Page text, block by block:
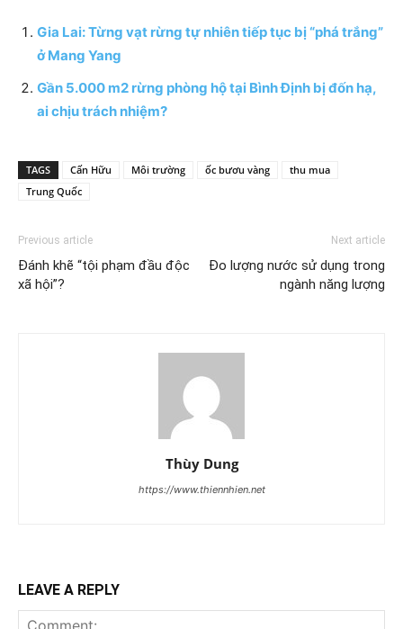
Gia Lai: Từng vạt rừng tự nhiên tiếp tục bị “phá trắng”
ở Mang Yang
Gần 5.000 m2 rừng phòng hộ tại Bình Định bị đốn hạ,
ai chịu trách nhiệm?
TAGS Cấn Hữu Môi trường ốc bươu vàng
thu mua
Trung Quốc
Previous article
Đánh khẽ “tội phạm đầu độc
xã hội”?
Next article
Đo lượng nước sử dụng trong
ngành năng lượng
Thùy Dung
https://www.thiennhien.net
LEAVE A REPLY